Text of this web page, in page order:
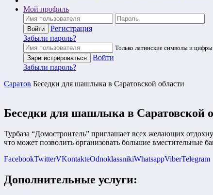
Мой профиль
Регистрация
Забыли пароль?
Только латинские символы и
Войти
Забыли пароль?
Саратов Беседки для шашлыка в Саратовской области
Беседки для шашлыка в Саратовской
Турбаза “Домостроитель” приглашает всех желающих
что может позволить организовать большие вместительные
FacebookTwitterVKontakteOdnoklassnikiWhatsappViberTelegram
Дополнительные услуги: